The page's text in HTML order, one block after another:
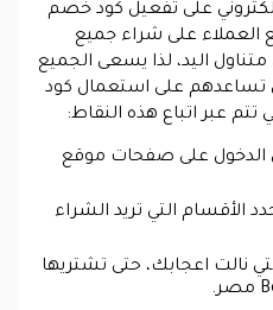
على تفعيل كود خصم
العملاء على شراء جميع
اليد، لذا يسعى الجميع
تساعدهم على استعمال كود
عبر اتباع هذه النقاط:
الدخول على صفحات موقع
الأقسام التي تريد الشراء
نالت اعجابك، حتى تشتريها